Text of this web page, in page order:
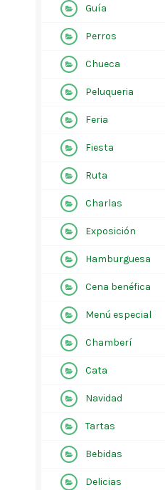
Guía
Perros
Chueca
Peluqueria
Feria
Fiesta
Ruta
Charlas
Exposición
Hamburguesa
Cena benéfica
Menú especial
Chamberí
Cata
Navidad
Tartas
Bebidas
Delicias